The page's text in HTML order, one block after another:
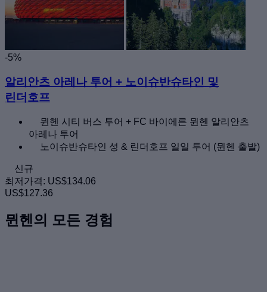
-5%
알리안츠 아레나 투어 + 노이슈반슈타인 및
린더호프
뮌헨 시티 버스 투어 + FC 바이에른 뮌헨 알리안츠
아레나 투어
노이슈반슈타인 성 & 린더호프 일일 투어 (뮌헨 출발)
신규
최저가격: US$134.06
US$127.36
뮌헨의 모든 경험